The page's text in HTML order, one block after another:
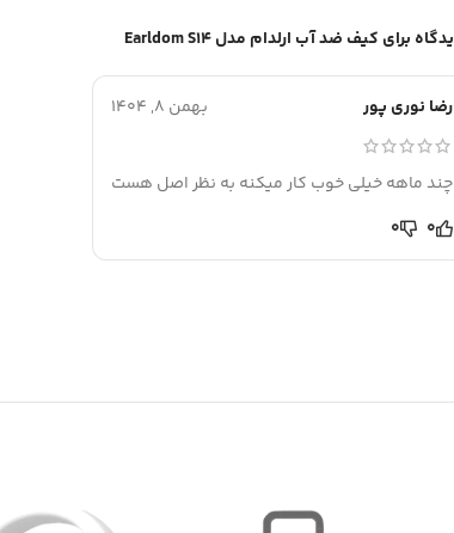
کیف ضد آب ارلدام مدل Earldom S14
رضا نوری پور بهمن 8, 1404
چند ماهه خیلی خوب کار میکنه به نظر اصل هست
0
0